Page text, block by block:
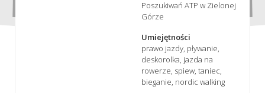
Poszukiwań ATP w Zielonej
Górze
Umiejętności
prawo jazdy, pływanie,
deskorolka, jazda na
rowerze, spiew, taniec,
bieganie, nordic walking